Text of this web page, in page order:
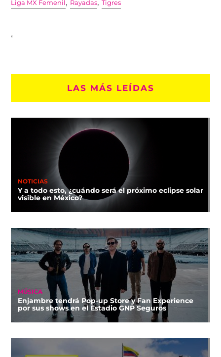
Liga MX Femenil Rayadas Tigres
LAS MÁS LEÍDAS
NOTICIAS
Y a todo esto, ¿cuándo será el próximo eclipse solar
visible en México?
MÚSICA
Enjambre tendrá Pop-up Store y Fan Experience
por sus shows en el Estadio GNP Seguros